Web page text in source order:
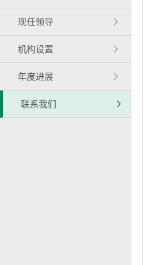
现任领导
机构设置
年度进展
联系我们